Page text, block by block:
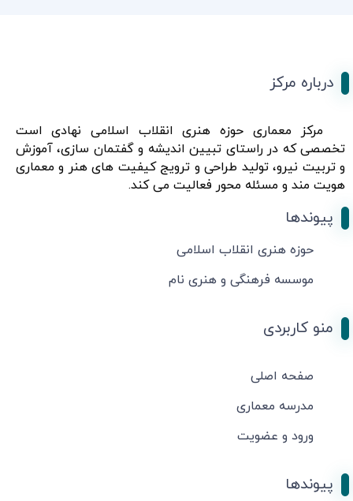
درباره مرکز
مرکز معماری حوزه هنری انقلاب اسلامی نهادی است
تخصصی که در راستای تبیین اندیشه و گفتمان سازی، آموزش
و تربیت نیرو، تولید طراحی و ترویج کیفیت های هنر و معماری
هویت مند و مسئله محور فعالیت می کند.
پیوندها
حوزه هنری انقلاب اسلامی
موسسه فرهنگی و هنری نام
منو کاربردی
صفحه اصلی
مدرسه معماری
ورود و عضویت
پیوندها